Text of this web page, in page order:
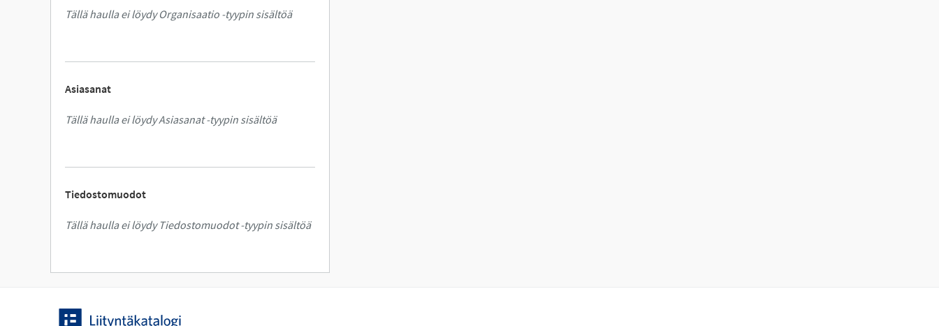
Tällä haulla ei löydy Organisaatio -tyypin sisältöä
Asiasanat
Tällä haulla ei löydy Asiasanat -tyypin sisältöä
Tiedostomuodot
Tällä haulla ei löydy Tiedostomuodot -tyypin sisältöä